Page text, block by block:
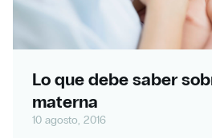
Lo que debe saber
materna
10 agosto, 2016